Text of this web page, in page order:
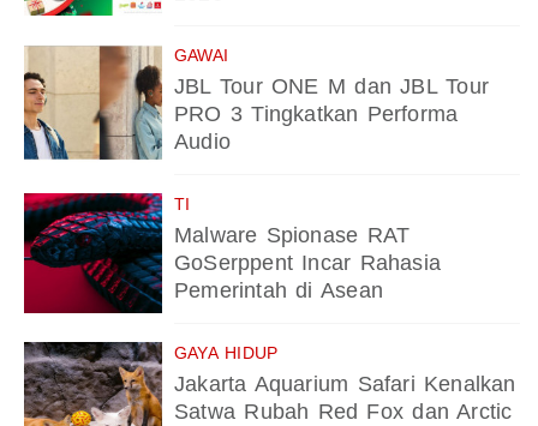
GAWAI
JBL Tour ONE M dan JBL Tour
PRO 3 Tingkatkan Performa
Audio
TI
Malware Spionase RAT
GoSerppent Incar Rahasia
Pemerintah di Asean
GAYA HIDUP
Jakarta Aquarium Safari Kenalkan
Satwa Rubah Red Fox dan Arctic